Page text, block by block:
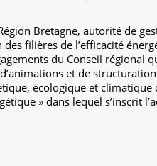
Bretagne, autorité de
filières de l’efficacité
du Conseil régional
et de
écologique et climatique
» dans lequel s’inscrit